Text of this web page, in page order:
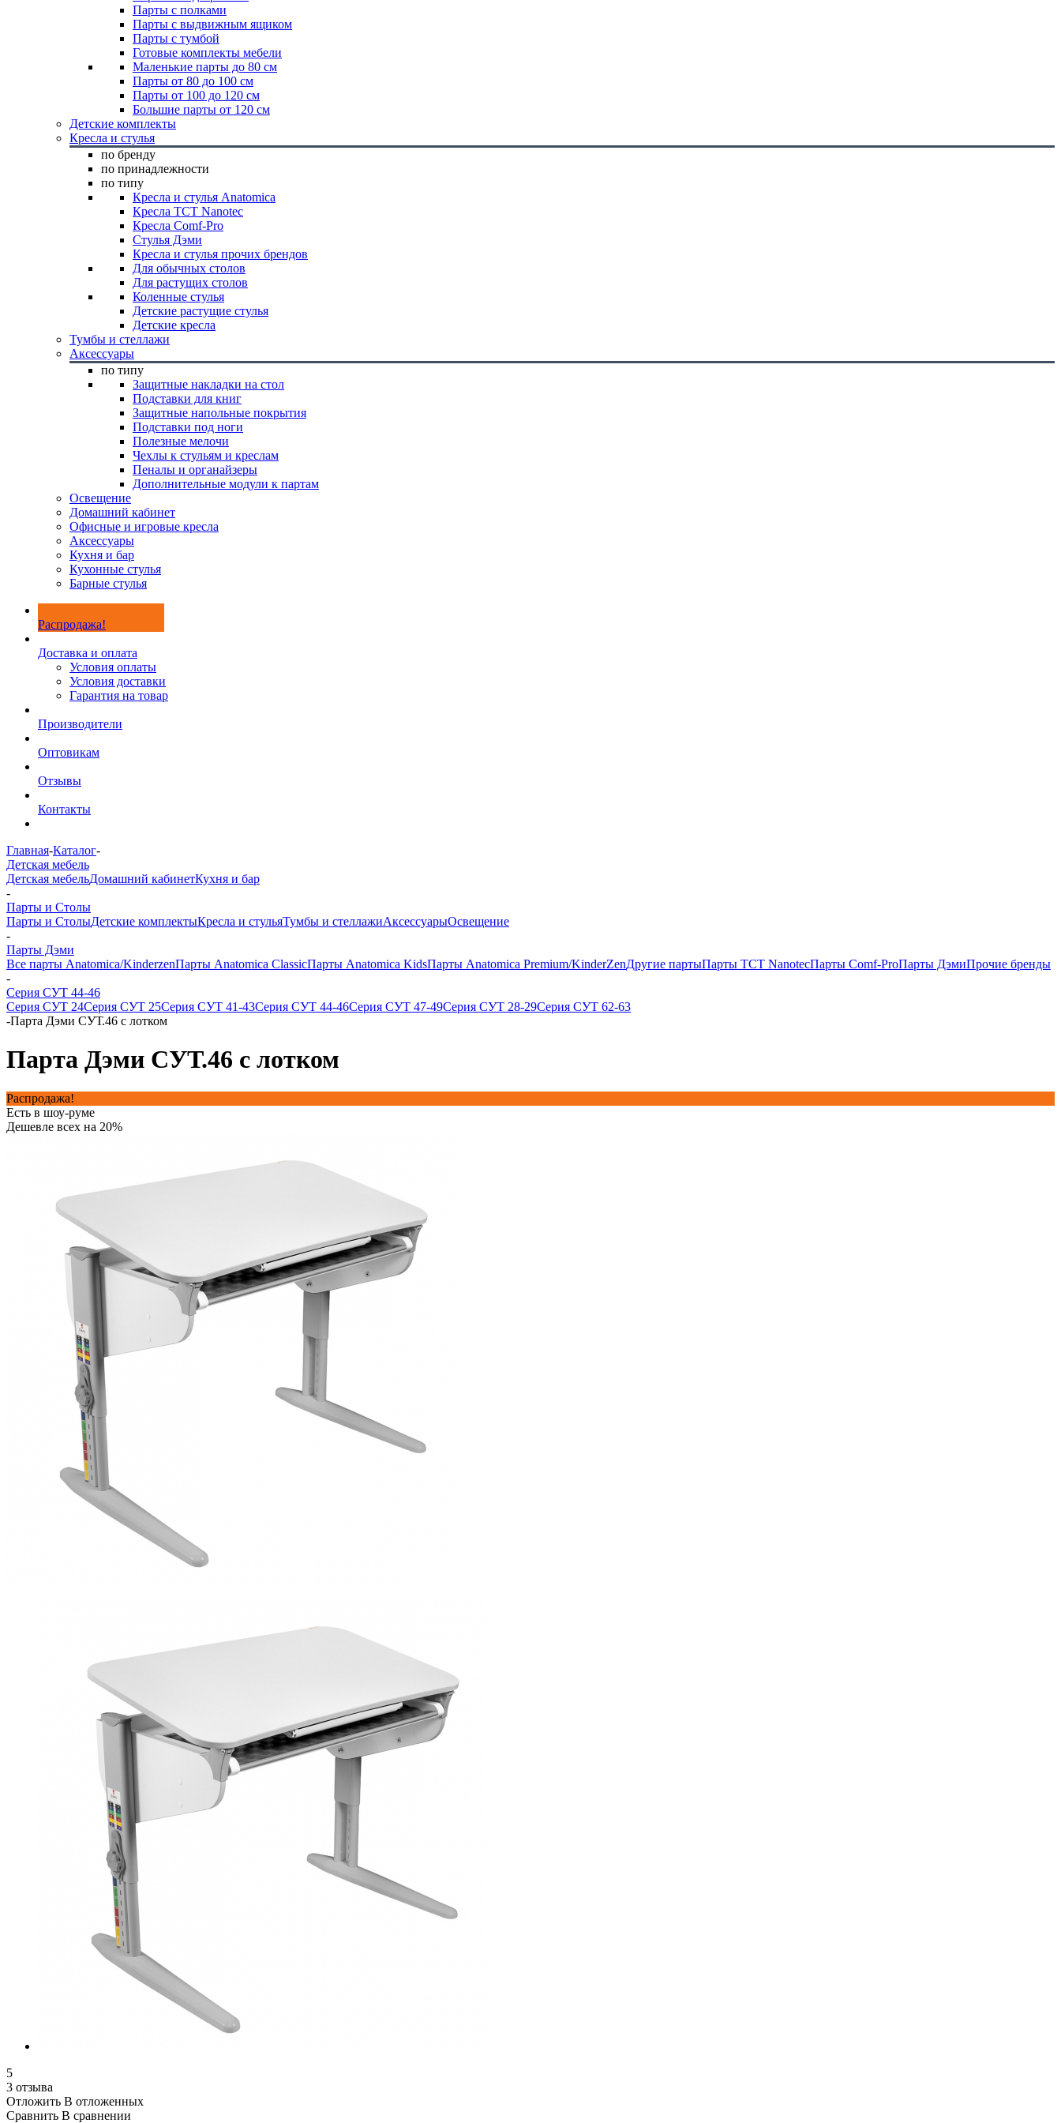
Парты с полками
Парты с выдвижным ящиком
Парты с тумбой
Готовые комплекты мебели
Маленькие парты до 80 см
Парты от 80 до 100 см
Парты от 100 до 120 см
Большие парты от 120 см
Детские комплекты
Кресла и стулья
по бренду
по принадлежности
по типу
Кресла и стулья Anatomica
Кресла TCT Nanotec
Кресла Comf-Pro
Стулья Дэми
Кресла и стулья прочих брендов
Для обычных столов
Для растущих столов
Коленные стулья
Детские растущие стулья
Детские кресла
Тумбы и стеллажи
Аксессуары
по типу
Защитные накладки на стол
Подставки для книг
Защитные напольные покрытия
Подставки под ноги
Полезные мелочи
Чехлы к стульям и креслам
Пеналы и органайзеры
Дополнительные модули к партам
Освещение
Домашний кабинет
Офисные и игровые кресла
Аксессуары
Кухня и бар
Кухонные стулья
Барные стулья
Распродажа!
Доставка и оплата
Условия оплаты
Условия доставки
Гарантия на товар
Производители
Оптовикам
Отзывы
Контакты
Главная-Каталог-
Детская мебель
Детская мебельДомашний кабинетКухня и бар
-
Парты и Столы
Парты и СтолыДетские комплектыКресла и стульяТумбы и стеллажиАксессуарыОсвещение
-
Парты Дэми
Все парты Anatomica/KinderzenПарты Anatomica ClassicПарты Anatomica KidsПарты Anatomica Premium/KinderZenДругие партыПарты TCT NanotecПарты Comf-ProПарты ДэмиПрочие бренды
-
Серия СУТ 44-46
Серия СУТ 24Серия СУТ 25Серия СУТ 41-43Серия СУТ 44-46Серия СУТ 47-49Серия СУТ 28-29Серия СУТ 62-63
-Парта Дэми СУТ.46 с лотком
Парта Дэми СУТ.46 с лотком
Распродажа!
Есть в шоу-руме
Дешевле всех на 20%
5
3 отзыва
Отложить В отложенных
Сравнить В сравнении